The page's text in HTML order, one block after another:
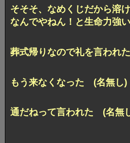
そそそ、なめくじだから溶
なんでやねん！と生命力強
葬式帰りなので礼を言われ
もう来なくなった (名無し)
通だねって言われた (名無